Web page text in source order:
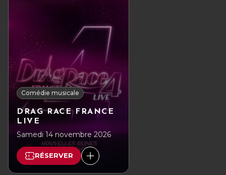
Comédie musicale
DRAG RACE FRANCE
LIVE
Samedi 14 novembre 2026
RÉSERVER